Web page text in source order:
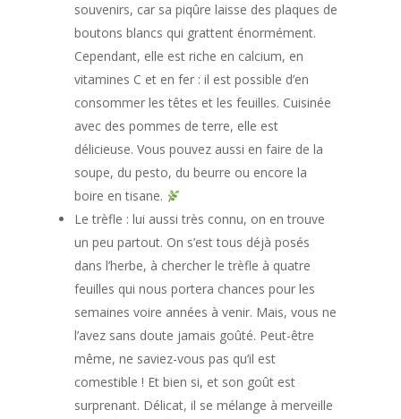
souvenirs, car sa piqûre laisse des plaques de
boutons blancs qui grattent énormément.
Cependant, elle est riche en calcium, en
vitamines C et en fer : il est possible d’en
consommer les têtes et les feuilles. Cuisinée
avec des pommes de terre, elle est
délicieuse. Vous pouvez aussi en faire de la
soupe, du pesto, du beurre ou encore la
boire en tisane.
Le trèfle : lui aussi très connu, on en trouve
un peu partout. On s’est tous déjà posés
dans l’herbe, à chercher le trèfle à quatre
feuilles qui nous portera chances pour les
semaines voire années à venir. Mais, vous ne
l’avez sans doute jamais goûté. Peut-être
même, ne saviez-vous pas qu’il est
comestible ! Et bien si, et son goût est
surprenant. Délicat, il se mélange à merveille